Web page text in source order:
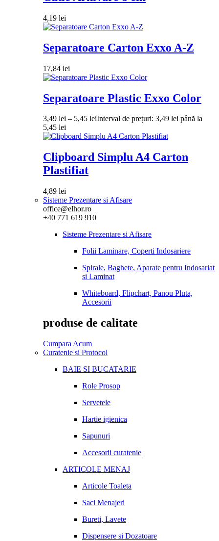
4,19 lei
Separatoare Carton Exxo A-Z
17,84 lei
Separatoare Plastic Exxo Color
3,49 lei – 5,45 leiInterval de prețuri: 3,49 lei până la
5,45 lei
Clipboard Simplu A4 Carton
Plastifiat
4,89 lei
Sisteme Prezentare si Afisare
office@elhor.ro
+40 771 619 910
Sisteme Prezentare si Afisare
Folii Laminare, Coperti Indosariere
Spirale, Baghete, Aparate pentru Indosariat
si Laminat
Whiteboard, Flipchart, Panou Pluta,
Accesorii
produse de calitate
Cumpara Acum
Curatenie si Protocol
BAIE SI BUCATARIE
Role Prosop
Servetele
Hartie igienica
Sapunuri
Accesorii curatenie
ARTICOLE MENAJ
Articole Toaleta
Saci Menajeri
Bureti, Lavete
Dispensere si Dozatoare